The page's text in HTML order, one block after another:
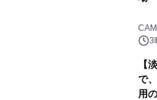
3
【
で
用